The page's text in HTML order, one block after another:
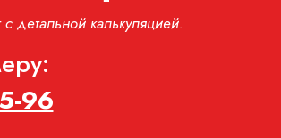
детальной калькуляцией.
96